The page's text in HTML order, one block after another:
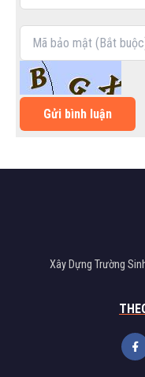
Gửi bình luận
Xây Dựng Trường